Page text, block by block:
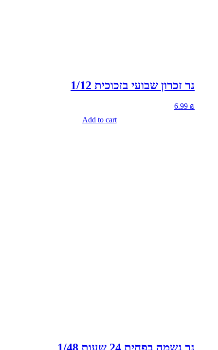
נר זכרון שבועי בזכוכית 1/12
6.99 ₪
Add to cart